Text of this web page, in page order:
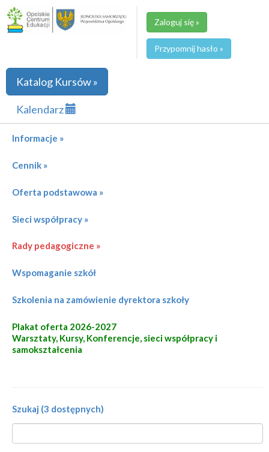
Zaloguj się »
Przypomnij hasło »
Katalog Kursów »
Kalendarz
Informacje »
Cennik »
Oferta podstawowa »
Sieci współpracy »
Rady pedagogiczne »
Wspomaganie szkół
Szkolenia na zamówienie dyrektora szkoły
Plakat oferta 2026-2027
Warsztaty, Kursy, Konferencje, sieci współpracy i
samokształcenia
Szukaj (3 dostępnych)